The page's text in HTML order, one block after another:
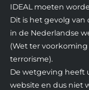
IDEAL moeten
Dit is het gevolg van
in de Nederlandse
(Wet ter
terrorisme).
De wetgeving heeft
website en dus niet